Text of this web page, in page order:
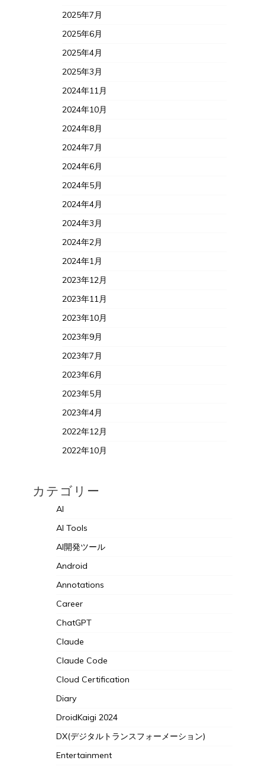
2025年7月
2025年6月
2025年4月
2025年3月
2024年11月
2024年10月
2024年8月
2024年7月
2024年6月
2024年5月
2024年4月
2024年3月
2024年2月
2024年1月
2023年12月
2023年11月
2023年10月
2023年9月
2023年7月
2023年6月
2023年5月
2023年4月
2022年12月
2022年10月
カテゴリー
AI
AI Tools
AI開発ツール
Android
Annotations
Career
ChatGPT
Claude
Claude Code
Cloud Certification
Diary
DroidKaigi 2024
DX(デジタルトランスフォーメーション)
Entertainment